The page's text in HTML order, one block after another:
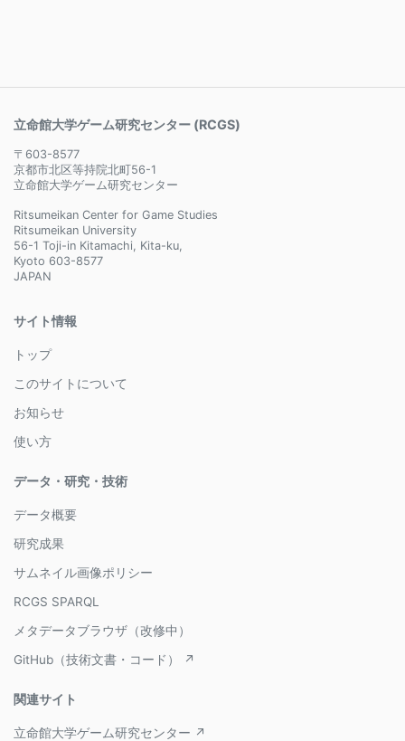
立命館大学ゲーム研究センター (RCGS)
〒603-8577
京都市北区等持院北町56-1
立命館大学ゲーム研究センター
Ritsumeikan Center for Game Studies
Ritsumeikan University
56-1 Toji-in Kitamachi, Kita-ku,
Kyoto 603-8577
JAPAN
サイト情報
トップ
このサイトについて
お知らせ
使い方
データ・研究・技術
データ概要
研究成果
サムネイル画像ポリシー
RCGS SPARQL
メタデータブラウザ（改修中）
GitHub（技術文書・コード） ↗
関連サイト
立命館大学ゲーム研究センター ↗